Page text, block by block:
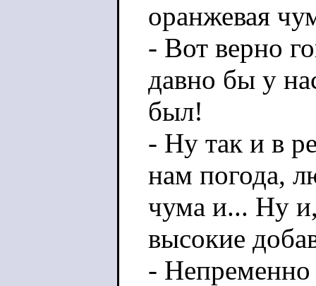
оранжевая
- Вот верно
давно бы у
был!
- Ну так и в
нам погода,
чума и... Ну
высокие
- Непременно